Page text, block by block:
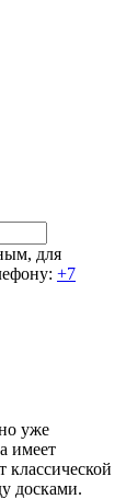
для
+7
уже
имеет
классической
досками.